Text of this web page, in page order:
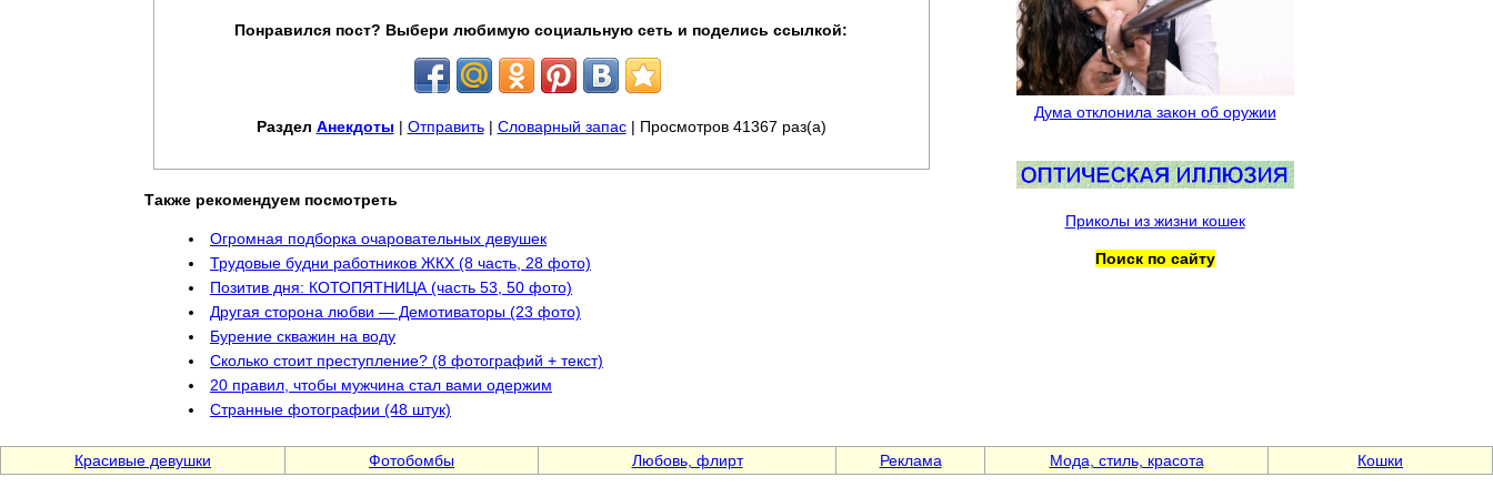
Понравился пост? Выбери любимую социальную сеть и поделись ссылкой:
Раздел Анекдоты | Отправить| Словарный запас| Просмотров 41367 раз(а)
Также рекомендуем посмотреть
Огромная подборка очаровательных девушек
Трудовые будни работников ЖКХ (8 часть, 28 фото)
Позитив дня: КОТОПЯТНИЦА (часть 53, 50 фото)
Другая сторона любви — Демотиваторы (23 фото)
Бурение скважин на воду
Сколько стоит преступление? (8 фотографий + текст)
20 правил, чтобы мужчина стал вами одержим
Странные фотографии (48 штук)
Дума отклонила закон об оружии
Приколы из жизни кошек
Поиск по сайту
Красивые девушки Фотобомбы Любовь, флирт Реклама Мода, стиль, красота Кошки